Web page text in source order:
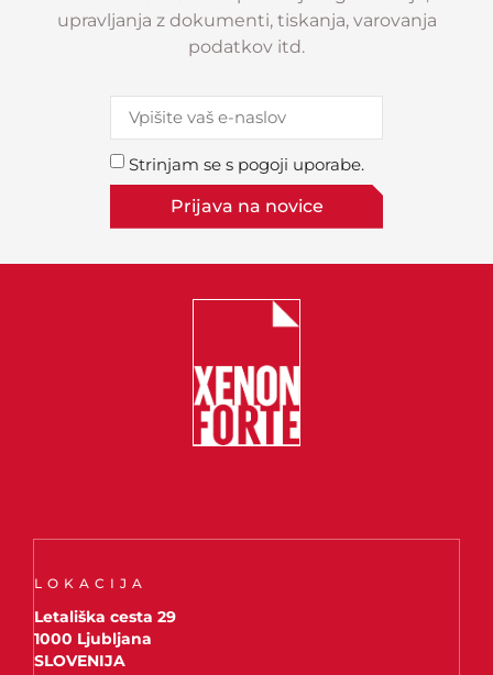
upravljanja z dokumenti, tiskanja, varovanja
podatkov itd.
Strinjam se s pogoji uporabe.
Prijava na novice
LOKACIJA
Letališka cesta 29
1000 Ljubljana
SLOVENIJA